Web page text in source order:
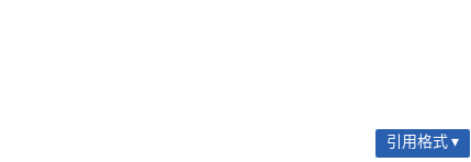
引用格式 ▾